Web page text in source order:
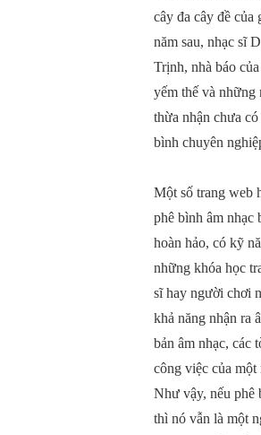
cây đa cây đề
năm sau, nhạc sĩ
Trịnh, nhà báo
yếm thế và những
thừa nhận chưa
bình chuyên
Một số trang web
phê bình âm nhạc
hoàn hảo, có kỹ
những khóa học
sĩ hay người chơi
khả năng nhận ra
bản âm nhạc, các
công việc của một
Như vậy, nếu phê
thì nó vẫn là một